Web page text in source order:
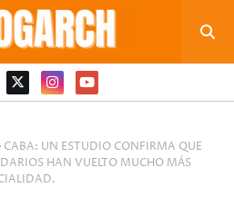
CABA: UN ESTUDIO CONFIRMA QUE
HAN VUELTO MUCHO MÁS